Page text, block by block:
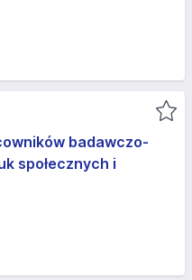
badawczo-
społecznych i